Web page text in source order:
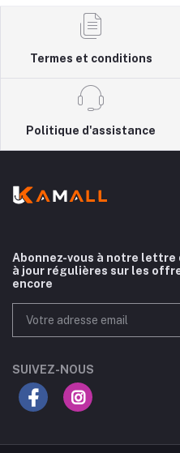
Termes et conditions
Politique d'assistance
Abonnez-vous à notre
à jour régulières sur les
encore
SUIVEZ-NOUS